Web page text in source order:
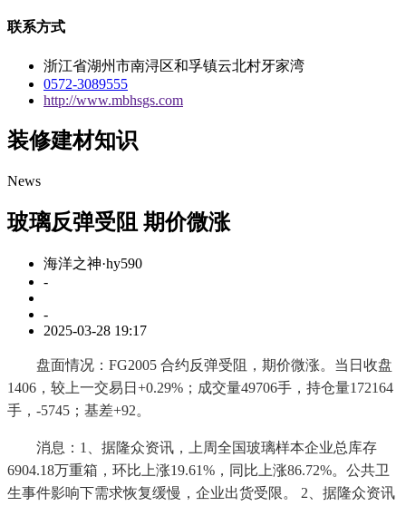
联系方式
浙江省湖州市南浔区和孚镇云北村牙家湾
0572-3089555
http://www.mbhsgs.com
装修建材知识
News
玻璃反弹受阻 期价微涨
海洋之神·hy590
-
-
2025-03-28 19:17
盘面情况：FG2005 合约反弹受阻，期价微涨。当日收盘
1406，较上一交易日+0.29%；成交量49706手，持仓量172164
手，-5745；基差+92。
消息：1、据隆众资讯，上周全国玻璃样本企业总库存
6904.18万重箱，环比上涨19.61%，同比上涨86.72%。公共卫
生事件影响下需求恢复缓慢，企业出货受限。 2、据隆众资讯